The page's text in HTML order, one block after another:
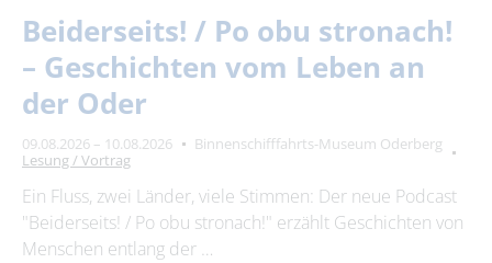
August 2026
Mo Di Mi Do Fr Sa So
1
3
4
10
11 12 13 14 15
16
17
18 19 20 21 22
23
24
25 26 27 28 29
30
Beiderseits! / Po obu stronach!
– Geschichten vom Leben an
der Oder
09.08.2026 – 10.08.2026
Binnenschifffahrts-Museum Oderberg
Lesung / Vortrag
Ein Fluss, zwei Länder, viele Stimmen: Der neue Podcast
"Beiderseits! / Po obu stronach!" erzählt Geschichten von
Menschen entlang der …